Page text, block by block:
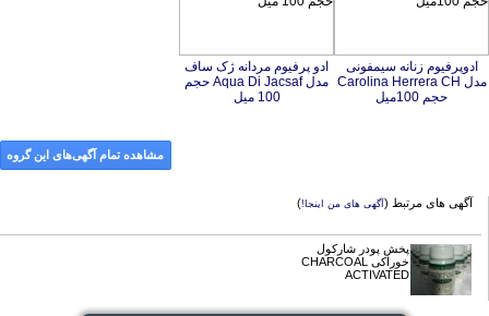
ادوپرفیوم زنانه سیمفونی
مدل Carolina Herrera CH
حجم 100میل
ادو پرفیوم مردانه ژک‌ ساف
مدل Aqua Di Jacsaf حجم
100 میل
مشاهده تمام آگهی‌های این گروه
آگهی های مرتبط (آگهی های من اینجا!)
پخش پودر شارکول
خوراکی CHARCOAL
ACTIVATED